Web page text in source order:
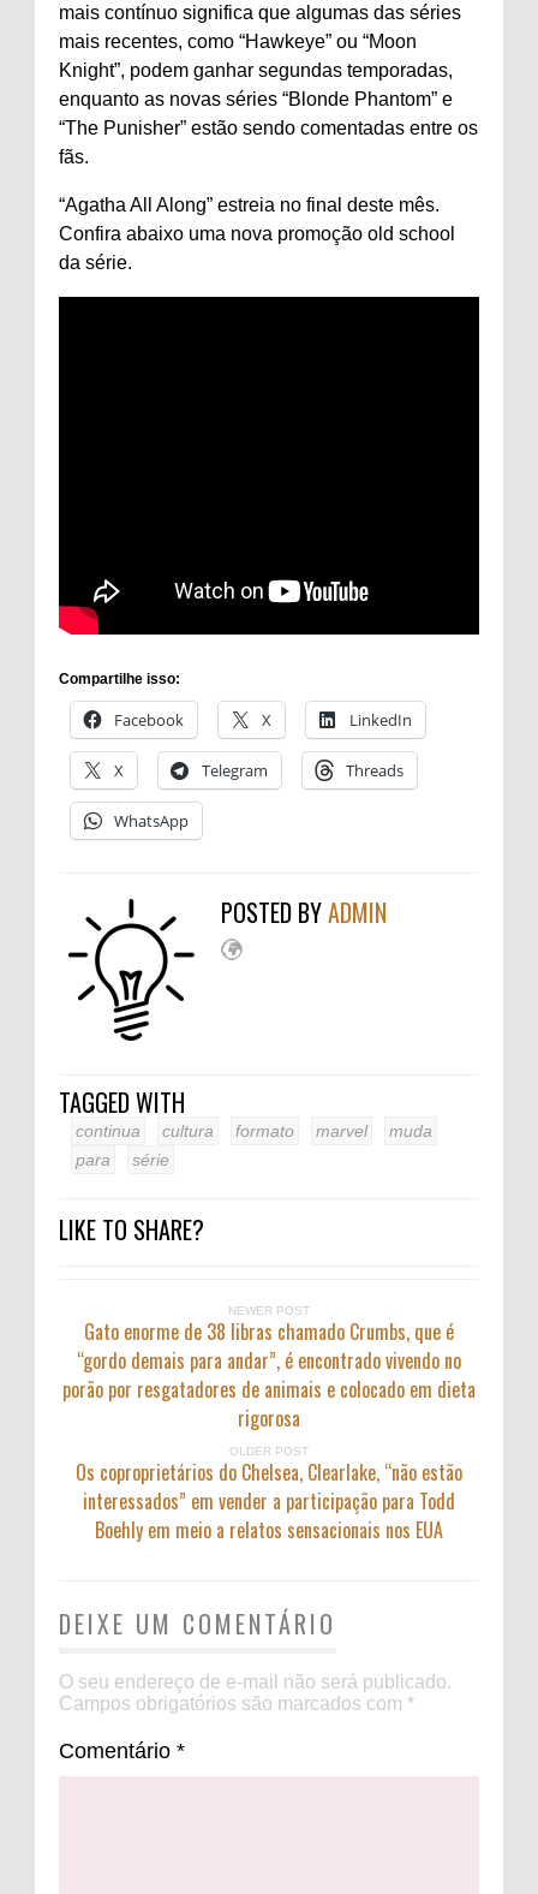
mais contínuo significa que algumas das séries
mais recentes, como “Hawkeye” ou “Moon
Knight”, podem ganhar segundas temporadas,
enquanto as novas séries “Blonde Phantom” e
“The Punisher” estão sendo comentadas entre os
fãs.
“Agatha All Along” estreia no final deste mês.
Confira abaixo uma nova promoção old school
da série.
Compartilhe isso:
Facebook X LinkedIn
X Telegram Threads
WhatsApp
POSTED BYADMIN
TAGGED WITH
continua cultura formato marvel
muda
para
série
LIKE TO SHARE?
NEWER POST
Gato enorme de 38 libras chamado Crumbs, que é
“gordo demais para andar”, é encontrado vivendo no
porão por resgatadores de animais e colocado em dieta
rigorosa
OLDER POST
Os coproprietários do Chelsea, Clearlake, “não estão
interessados” em vender a participação para Todd
Boehly em meio a relatos sensacionais nos EUA
DEIXE UM COMENTÁRIO
O seu endereço de e-mail não será publicado.
Campos obrigatórios são marcados com *
Comentário *